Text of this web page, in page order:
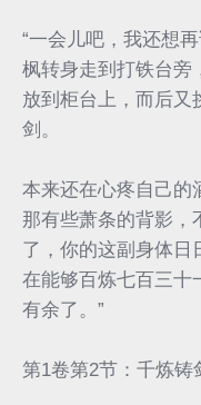
“一会儿吧，我还想
枫转身走到打铁台旁
放到柜台上，而后又
剑。
本来还在心疼自己的
那有些萧条的背影，
了，你的这副身体日
在能够百炼七百三十
有余了。”
第1卷第2节：千炼铸